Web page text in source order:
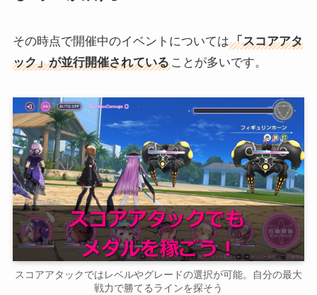
その時点で開催中のイベントについては「スコアアタ
ック」が並行開催されていることが多いです。
スコアアタックではレベルやグレードの選択が可能。自分の最大
戦力で勝てるラインを探そう